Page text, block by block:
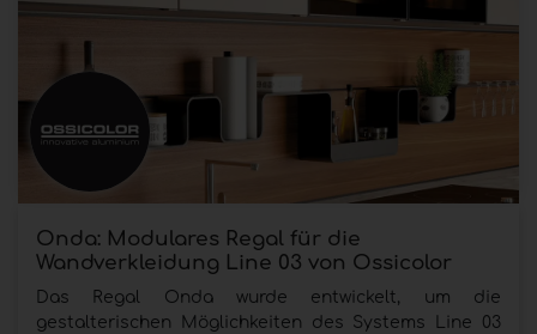
Onda: Modulares Regal für die
Wandverkleidung Line 03 von Ossicolor
Das Regal Onda wurde entwickelt, um die
gestalterischen Möglichkeiten des Systems Line 03